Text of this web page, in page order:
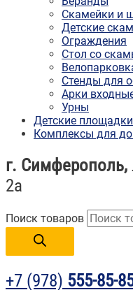
Скамейки и
Детские
Ограждения
Стол со
Стенды для
Арки
Урны
Детские
Комплексы для
г. Симферополь,
2а
Поиск товаров
+7 (978) 555-85-